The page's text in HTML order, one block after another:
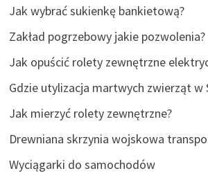
Jak wybrać sukienkę bankietową?
Zakład pogrzebowy jakie pozwolenia?
Jak opuścić rolety zewnętrzne
Gdzie utylizacja martwych zwierząt w
Jak mierzyć rolety zewnętrzne?
Drewniana skrzynia wojskowa
Wyciągarki do samochodów